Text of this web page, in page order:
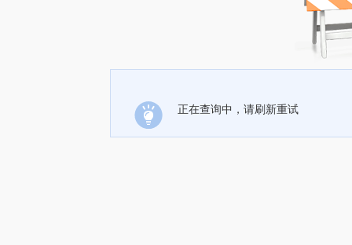
正在查询中，请刷新重试